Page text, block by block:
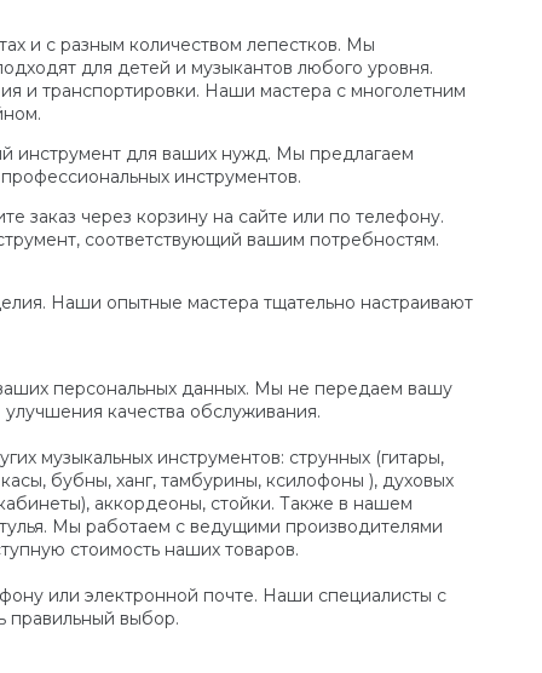
и с разным количеством лепестков. Мы
для детей и музыкантов любого уровня.
и транспортировки. Наши мастера с многолетним
инструмент для ваших нужд. Мы предлагаем
инструментов.
заказ через корзину на сайте или по телефону.
соответствующий вашим потребностям.
Наши опытные мастера тщательно настраивают
персональных данных. Мы не передаем вашу
качества обслуживания.
музыкальных инструментов: струнных (гитары,
бубны, ханг, тамбурины, ксилофоны ), духовых
аккордеоны, стойки. Также в нашем
Мы работаем с ведущими производителями
стоимость наших товаров.
или электронной почте. Наши специалисты с
правильный выбор.